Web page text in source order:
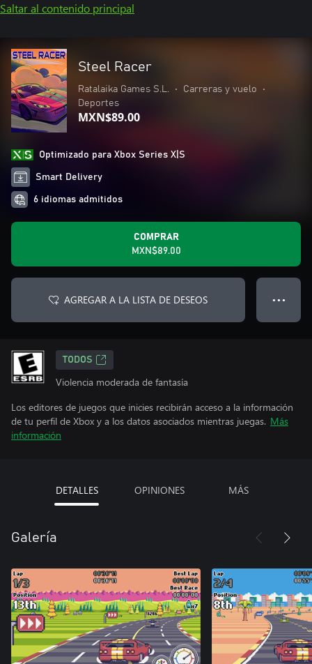
Saltar al contenido principal
Steel Racer
Ratalaika Games S.L. • Carreras y vuelo
•
Deportes
MXN$89.00
Optimizado para Xbox Series X|S
Smart Delivery
6 idiomas admitidos
COMPRAR
MXN$89.00
AGREGAR A LA LISTA DE DESEOS ● ● ●
TODOS
Violencia moderada de fantasía
Los editores de juegos que inicies recibirán acceso a la información
de tu perfil de Xbox y a los datos asociados mientras juegas. Más
información
DETALLES OPINIONES MÁS
Galería